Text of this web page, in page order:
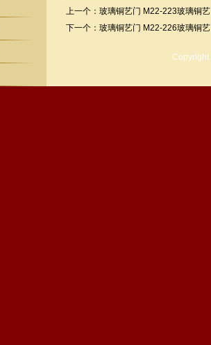
上一个： 玻璃铜艺门 M22-223玻璃铜
下一个： 玻璃铜艺门 M22-226玻璃铜
Copyright